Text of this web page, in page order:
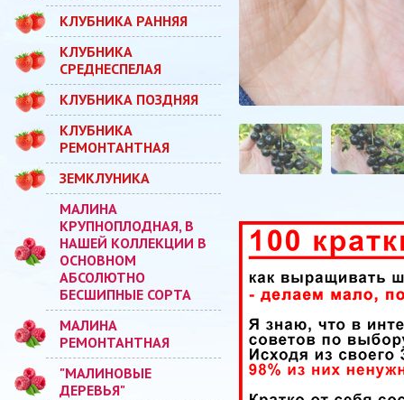
КЛУБНИКА РАННЯЯ
КЛУБНИКА
СРЕДНЕСПЕЛАЯ
КЛУБНИКА ПОЗДНЯЯ
КЛУБНИКА
РЕМОНТАНТНАЯ
ЗЕМКЛУНИКА
МАЛИНА
КРУПНОПЛОДНАЯ, В
НАШЕЙ КОЛЛЕКЦИИ В
ОСНОВНОМ
АБСОЛЮТНО
БЕСШИПНЫЕ СОРТА
МАЛИНА
РЕМОНТАНТНАЯ
"МАЛИНОВЫЕ
ДЕРЕВЬЯ"